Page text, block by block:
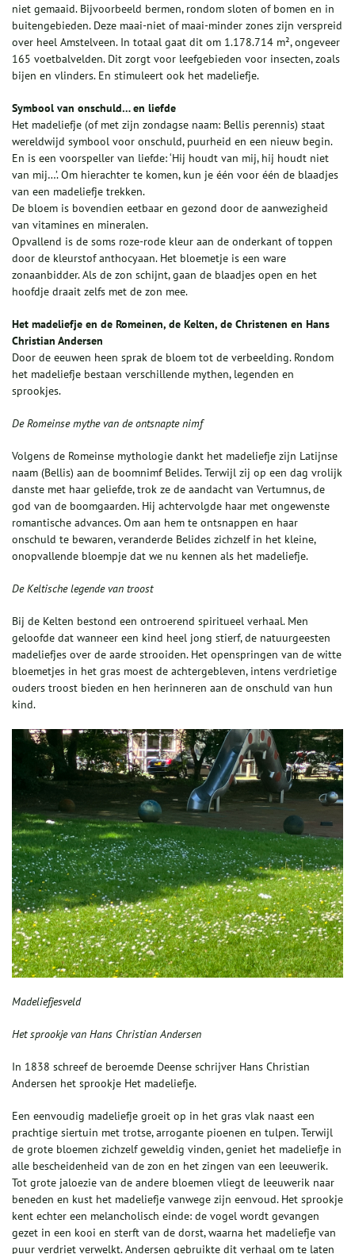
niet gemaaid. Bijvoorbeeld bermen, rondom sloten of bomen en in
buitengebieden. Deze maai-niet of maai-minder zones zijn verspreid
over heel Amstelveen. In totaal gaat dit om 1.178.714 m², ongeveer
165 voetbalvelden. Dit zorgt voor leefgebieden voor insecten, zoals
bijen en vlinders. En stimuleert ook het madeliefje.
Symbool van onschuld… en liefde
Het madeliefje (of met zijn zondagse naam: Bellis perennis) staat
wereldwijd symbool voor onschuld, puurheid en een nieuw begin.
En is een voorspeller van liefde: ‘Hij houdt van mij, hij houdt niet
van mij…’. Om hierachter te komen, kun je één voor één de blaadjes
van een madeliefje trekken.
De bloem is bovendien eetbaar en gezond door de aanwezigheid
van vitamines en mineralen.
Opvallend is de soms roze-rode kleur aan de onderkant of toppen
door de kleurstof anthocyaan. Het bloemetje is een ware
zonaanbidder. Als de zon schijnt, gaan de blaadjes open en het
hoofdje draait zelfs met de zon mee.
Het madeliefje en de Romeinen, de Kelten, de Christenen en Hans
Christian Andersen
Door de eeuwen heen sprak de bloem tot de verbeelding. Rondom
het madeliefje bestaan verschillende mythen, legenden en
sprookjes.
De Romeinse mythe van de ontsnapte nimf
Volgens de Romeinse mythologie dankt het madeliefje zijn Latijnse
naam (Bellis) aan de boomnimf Belides. Terwijl zij op een dag vrolijk
danste met haar geliefde, trok ze de aandacht van Vertumnus, de
god van de boomgaarden. Hij achtervolgde haar met ongewenste
romantische advances. Om aan hem te ontsnappen en haar
onschuld te bewaren, veranderde Belides zichzelf in het kleine,
onopvallende bloempje dat we nu kennen als het madeliefje.
De Keltische legende van troost
Bij de Kelten bestond een ontroerend spiritueel verhaal. Men
geloofde dat wanneer een kind heel jong stierf, de natuurgeesten
madeliefjes over de aarde strooiden. Het openspringen van de witte
bloemetjes in het gras moest de achtergebleven, intens verdrietige
ouders troost bieden en hen herinneren aan de onschuld van hun
kind.
Madeliefjesveld
Het sprookje van Hans Christian Andersen
In 1838 schreef de beroemde Deense schrijver Hans Christian
Andersen het sprookje Het madeliefje.
Een eenvoudig madeliefje groeit op in het gras vlak naast een
prachtige siertuin met trotse, arrogante pioenen en tulpen. Terwijl
de grote bloemen zichzelf geweldig vinden, geniet het madeliefje in
alle bescheidenheid van de zon en het zingen van een leeuwerik.
Tot grote jaloezie van de andere bloemen vliegt de leeuwerik naar
beneden en kust het madeliefje vanwege zijn eenvoud. Het sprookje
kent echter een melancholisch einde: de vogel wordt gevangen
gezet in een kooi en sterft van de dorst, waarna het madeliefje van
puur verdriet verwelkt. Andersen gebruikte dit verhaal om te laten